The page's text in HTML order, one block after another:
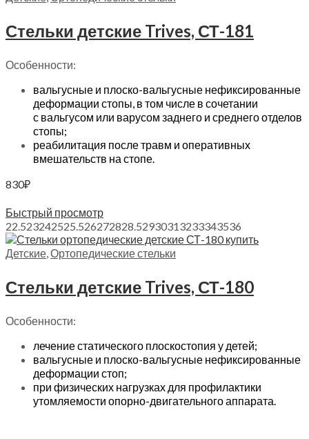
Стельки детские Trives, СТ-181
Особенности:
вальгусные и плоско-вальгусные нефиксированные
деформации стопы, в том числе в сочетании
с вальгусом или варусом заднего и среднего отделов
стопы;
реабилитация после травм и оперативных
вмешательств на стопе.
830₽
Быстрый просмотр
22.523242525.526272828.52930313233343536
Детские Ортопедические стельки
Стельки детские Trives, СТ-180
Особенности:
лечение статического плоскостопия у детей;
вальгусные и плоско-вальгусные нефиксированные
деформации стоп;
при физических нагрузках для профилактики
утомляемости опорно-двигательного аппарата.